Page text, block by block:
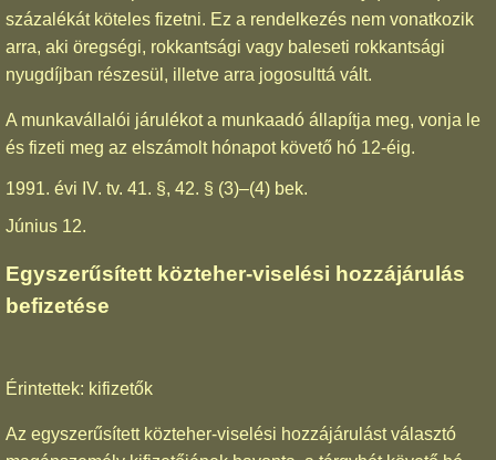
százalékát köteles fizetni. Ez a rendelkezés nem vonatkozik
arra, aki öregségi, rokkantsági vagy baleseti rokkantsági
nyugdíjban részesül, illetve arra jogosulttá vált.
A munkavállalói járulékot a munkaadó állapítja meg, vonja le
és fizeti meg az elszámolt hónapot követő hó 12-éig.
1991. évi IV. tv. 41. §, 42. § (3)–(4) bek.
Június 12.
Egyszerűsített közteher-viselési hozzájárulás
befizetése
Érintettek: kifizetők
Az egyszerűsített közteher-viselési hozzájárulást választó